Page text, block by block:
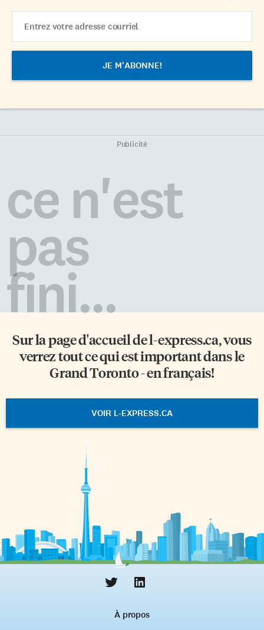
Address
Publicité
ce n'est
pas
fini...
Sur la page d'accueil del-express.ca, vous
verrez tout ce qui est important dans le
Grand Toronto - en français!
VOIR L-EXPRESS.CA
À propos